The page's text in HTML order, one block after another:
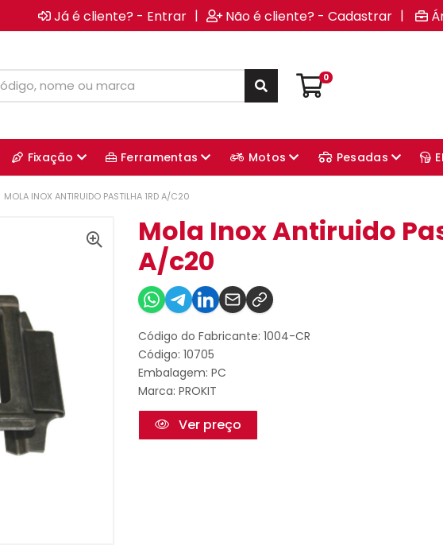
Já é cliente? - Entrar | Não é cliente? - Cadastrar |
0
Fixação Ferramentas Motos Pesadas
MOLA INOX ANTIRUIDO PASTILHA 1RD A/C20
Mola Inox Antiruido
A/c20
Código do Fabricante: 1004-CR
Código: 10705
Embalagem: PC
Marca: PROKIT
Ver preço